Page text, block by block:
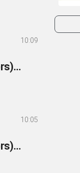
10:09
257- 英語你我他-文法篇 257 附屬連接詞(subordinators)：副詞子句-讓步
10:05
256- 英語你我他-文法篇 256 附屬連接詞(subordinators)：副詞子句-結果2